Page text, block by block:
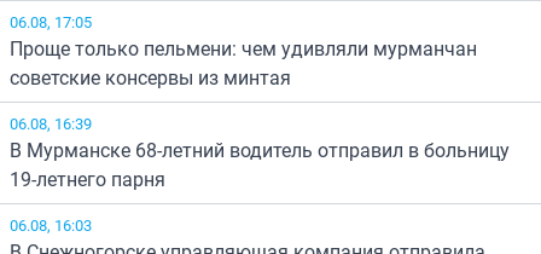
06.08, 17:05
Проще только пельмени: чем удивляли мурманчан
советские консервы из минтая
06.08, 16:39
В Мурманске 68-летний водитель отправил в больницу
19-летнего парня
06.08, 16:03